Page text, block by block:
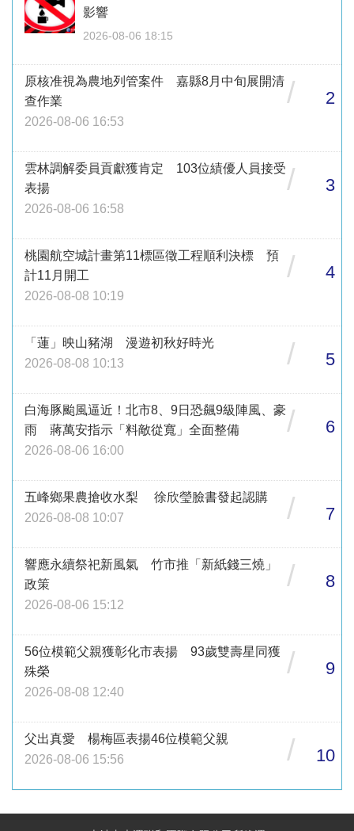
影響
2026-08-06 18:15
原核准視為農地列管案件 嘉縣8月中旬展開清
查作業
2026-08-06 16:53
/ 2
雲林調解委員貢獻獲肯定 103位績優人員接受
表揚
2026-08-06 16:58
/ 3
桃園航空城計畫第11標區徵工程順利決標 預
計11月開工
2026-08-08 10:19
/ 4
「蓮」映山豬湖 漫遊初秋好時光
2026-08-08 10:13
/ 5
白海豚颱風逼近！北市8、9日恐飆9級陣風、豪
雨 蔣萬安指示「料敵從寬」全面整備
2026-08-06 16:00
/ 6
五峰鄉果農搶收水梨 徐欣瑩臉書發起認購
2026-08-08 10:07
/ 7
響應永續祭祀新風氣 竹市推「新紙錢三燒」
政策
2026-08-06 15:12
/ 8
56位模範父親獲彰化市表揚 93歲雙壽星同獲
殊榮
2026-08-08 12:40
/ 9
父出真愛 楊梅區表揚46位模範父親
2026-08-06 15:56
/ 10